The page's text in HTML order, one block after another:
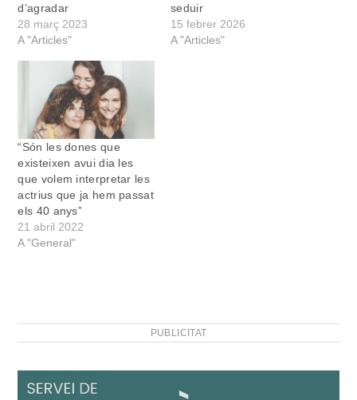
d’agradar
28 març 2023
A "Articles"
seduir
15 febrer 2026
A "Articles"
“Són les dones que
existeixen avui dia les
que volem interpretar les
actrius que ja hem passat
els 40 anys”
21 abril 2022
A "General"
PUBLICITAT